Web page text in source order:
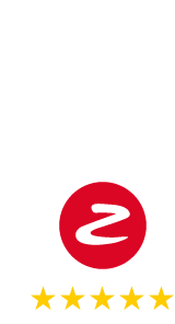
★★★★★